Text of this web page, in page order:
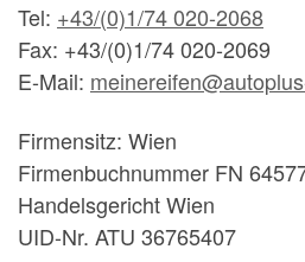
Tel: +43/(0)1/74 020-2068
Fax: +43/(0)1/74 020-2069
E-Mail:
Firmensitz: Wien
Firmenbuchnummer FN
Handelsgericht Wien
UID-Nr. ATU 36765407